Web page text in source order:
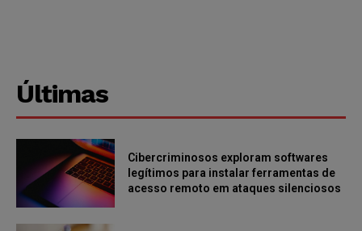
Últimas
Cibercriminosos exploram softwares
legítimos para instalar ferramentas de
acesso remoto em ataques silenciosos